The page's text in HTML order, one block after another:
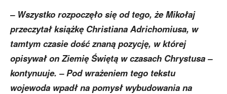
– Wszystko rozpoczęło się od tego, że Mikołaj
przeczytał książkę Christiana Adrichomiusa, w
tamtym czasie dość znaną pozycję, w której
opisywał on Ziemię Świętą w czasach Chrystusa –
kontynuuje. – Pod wrażeniem tego tekstu
wojewoda wpadł na pomysł wybudowania na